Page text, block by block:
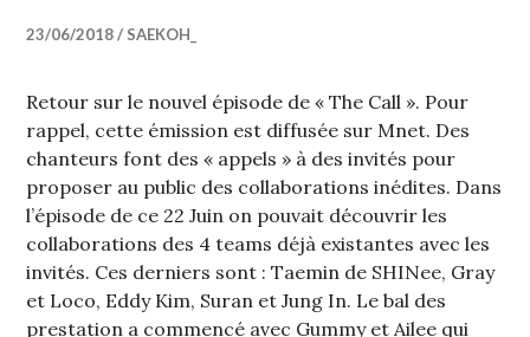
23/06/2018 SAEKOH_
Retour sur le nouvel épisode de « The Call ». Pour
rappel, cette émission est diffusée sur Mnet. Des
chanteurs font des « appels » à des invités pour
proposer au public des collaborations inédites. Dans
l’épisode de ce 22 Juin on pouvait découvrir les
collaborations des 4 teams déjà existantes avec les
invités. Ces derniers sont : Taemin de SHINee, Gray
et Loco, Eddy Kim, Suran et Jung In. Le bal des
prestation a commencé avec Gummy et Ailee qui